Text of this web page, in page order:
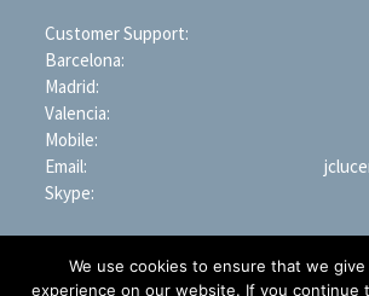
Customer Support:
Barcelona:
Madrid:
Valencia:
Mobile:
Email:
Skype:
We use cookies to ensure that we
experience on our website. If you continue